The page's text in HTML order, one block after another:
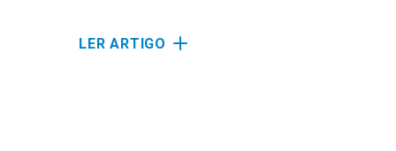
LER ARTIGO